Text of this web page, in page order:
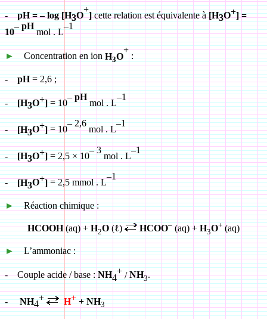
- pH = – log [H3O
+
]cette relation est équivalente à[H3O+] =
10
– pH
mol . L
–1
► Concentration en ionH3O
+
:
- pH= 2,6 ;
- [H3O+]= 10
–pH
mol . L
–1
- [H3O+]= 10
– 2,6
mol . L
–1
- [H3O+]= 2,5×10
– 3
mol . L
–1
- [H3O+]= 2,5 mmol . L
–1
► Réaction chimique :
HCOOH(aq) +H2O(ℓ) HCOO–(aq) +H3O+(aq)
► L’ammoniac :
- Couple acide / base :NH4
+/NH3.
- NH4
+ H++ NH3